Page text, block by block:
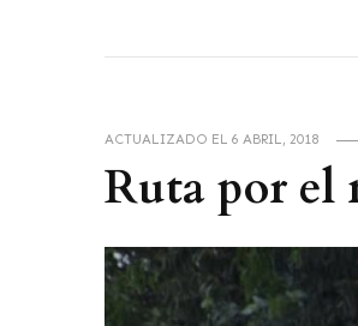
ACTUALIZADO EL 6 ABRIL, 2018
Ruta por el